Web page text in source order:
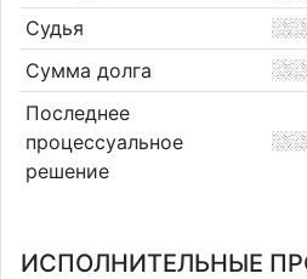
Судья
Сумма долга
Последнее
процессуальное
решение
ИСПОЛНИТЕЛЬНЫЕ